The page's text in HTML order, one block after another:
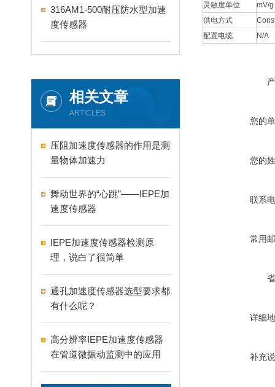
316AM1-500耐压防水型加速
度传感器
相关文章
ARTICLES
压阻加速度传感器的作用是测
量物体加速力
舞动世界的“心跳”——IEPE加
速度传感器
IEPE加速度传感器检测原
理，说白了很简单
通孔加速度传感器选型要求都
有什么呢？
高分辨率IEPE加速度传感器
在管道微振动监测中的应用
灵敏度单位
mV/g
供电方式
配置电缆
N/A
您的
您的
联系
常用
详细
补充